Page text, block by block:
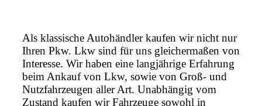
Als klassische Autohändler kaufen wir nicht nur
Ihren Pkw. Lkw sind für uns gleichermaßen von
Interesse. Wir haben eine langjährige Erfahrung
beim Ankauf von Lkw, sowie von Groß- und
Nutzfahrzeugen aller Art. Unabhängig vom
Zustand kaufen wir Fahrzeuge sowohl in